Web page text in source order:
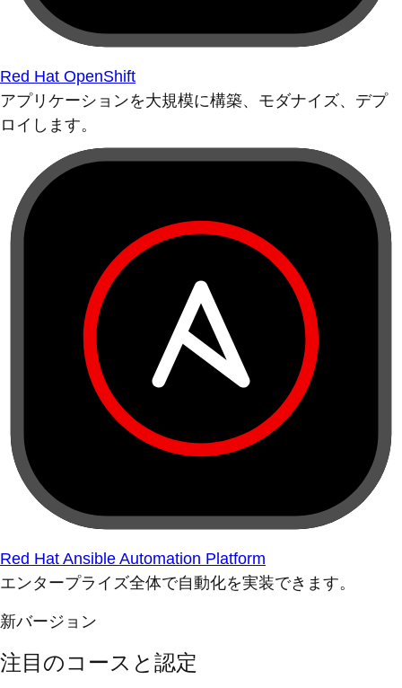
Red Hat OpenShift
アプリケーションを大規模に構築、モダナイズ、デプ
ロイします。
Red Hat Ansible Automation Platform
エンタープライズ全体で自動化を実装できます。
新バージョン
注目のコースと認定